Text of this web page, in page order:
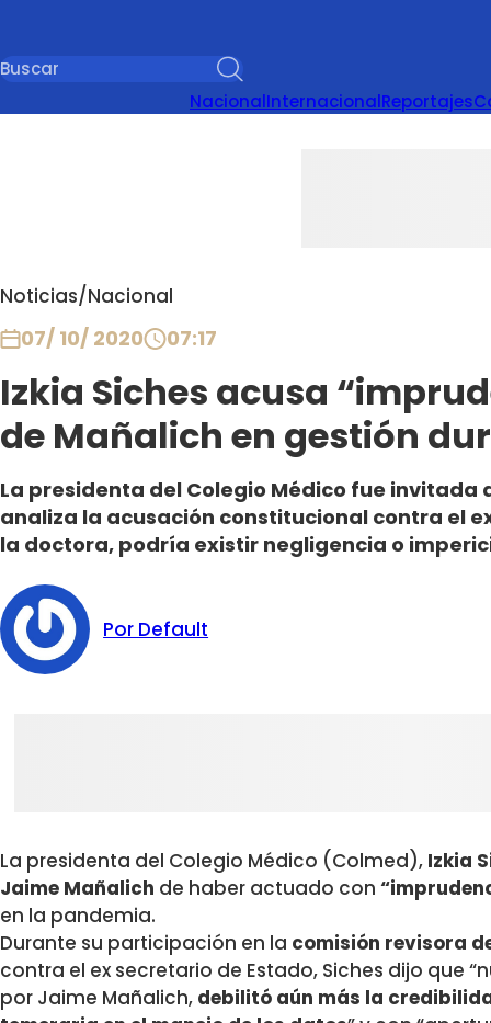
NacionalInternacionalReportajes
Noticias/Nacional
07/ 10/ 2020 07:17
Izkia Siches acusa
de Mañalich en gestión
La presidenta del Colegio Médico fue invitada
analiza la acusación constitucional contra el
la doctora, podría existir negligencia o
Por Default
La presidenta del Colegio Médico (Colmed), Izkia
Jaime Mañalich de haber actuado con
en la pandemia.
Durante su participación en la comisión revisora
contra el ex secretario de Estado, Siches dijo que
por Jaime Mañalich, debilitó aún más la